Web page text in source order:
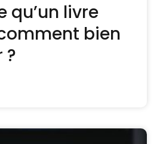
qu’un livre
bien
?